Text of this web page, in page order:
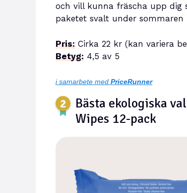
och vill kunna fräscha upp dig
paketet svalt under
Pris: Cirka 22 kr (kan variera
Betyg: 4,5 av 5
i samarbete med PriceRunner
Bästa ekologiska
Wipes 12-pack